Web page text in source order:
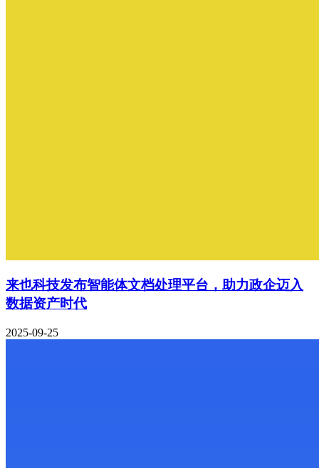
来也科技发布智能体文档处理平台，助力政企迈入
数据资产时代
2025-09-25